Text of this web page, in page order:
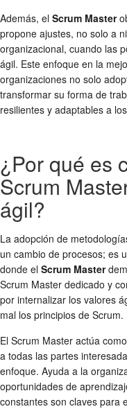
Además, el Scrum Master
propone ajustes, no solo a
organizacional, cuando las
ágil. Este enfoque en la
organizaciones no solo
transformar su forma de
resilientes y adaptables a
¿Por qué es
Scrum
ágil?
La adopción de
un cambio de procesos; es
donde el Scrum Master
Scrum Master dedicado y
por internalizar los valores
mal los principios de Scrum.
El Scrum Master actúa
a todas las partes
enfoque. Ayuda a la
oportunidades de
constantes son claves para